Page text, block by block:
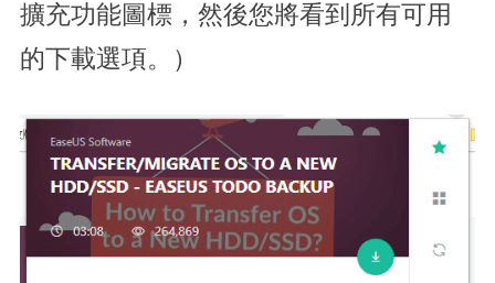
擴充功能圖標，然後您將看到所有可用
的下載選項。）